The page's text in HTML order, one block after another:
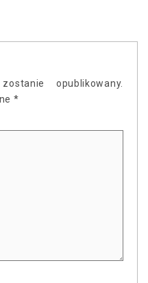
opublikowany.
*